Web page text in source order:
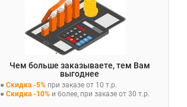
Чем больше заказываете, тем Вам
выгоднее
● Скидка -5% при заказе от 10 т.р.
● Скидка -10% и более, при заказе от 30 т.р.